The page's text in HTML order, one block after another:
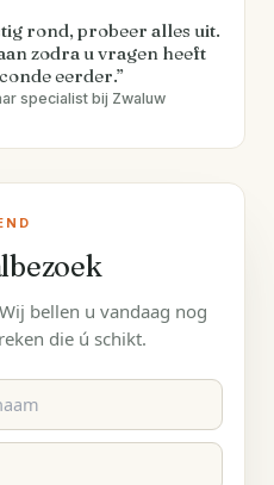
rond, probeer alles uit.
zodra u vragen heeft
eerder.”
specialist bij Zwaluw
bellen u vandaag nog
die ú schikt.